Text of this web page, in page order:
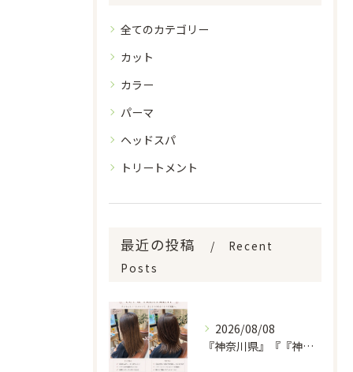
全てのカテゴリー
カット
カラー
パーマ
ヘッドスパ
トリートメント
最近の投稿
Recent
Posts
2026/08/08
『神奈川県』『『神奈川県』『綾瀬市』『海老名市』『美容室』